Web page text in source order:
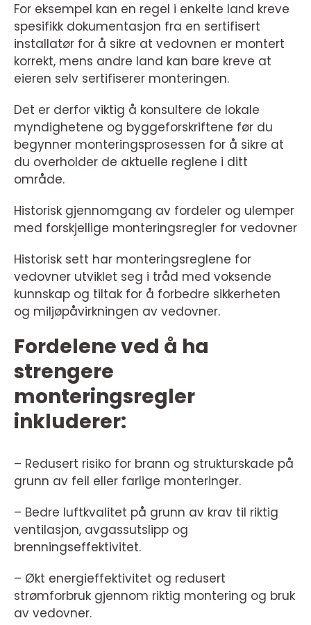
For eksempel kan en regel i enkelte land kreve
spesifikk dokumentasjon fra en sertifisert
installatør for å sikre at vedovnen er montert
korrekt, mens andre land kan bare kreve at
eieren selv sertifiserer monteringen.
Det er derfor viktig å konsultere de lokale
myndighetene og byggeforskriftene før du
begynner monteringsprosessen for å sikre at
du overholder de aktuelle reglene i ditt
område.
Historisk gjennomgang av fordeler og ulemper
med forskjellige monteringsregler for vedovner
Historisk sett har monteringsreglene for
vedovner utviklet seg i tråd med voksende
kunnskap og tiltak for å forbedre sikkerheten
og miljøpåvirkningen av vedovner.
Fordelene ved å ha
strengere
monteringsregler
inkluderer:
– Redusert risiko for brann og strukturskade på
grunn av feil eller farlige monteringer.
– Bedre luftkvalitet på grunn av krav til riktig
ventilasjon, avgassutslipp og
brenningseffektivitet.
– Økt energieffektivitet og redusert
strømforbruk gjennom riktig montering og bruk
av vedovner.